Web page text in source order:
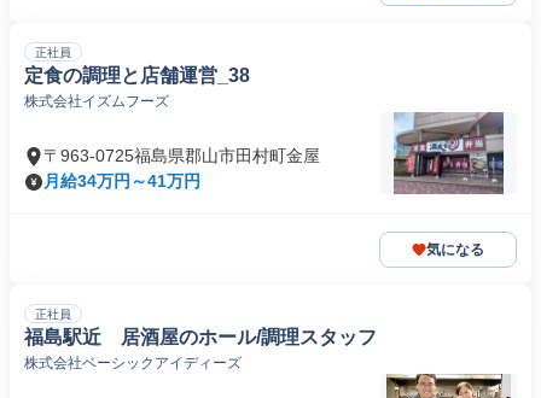
正社員
定食の調理と店舗運営_38
株式会社イズムフーズ
〒963-0725福島県郡山市田村町金屋
月給34万円～41万円
気になる
正社員
福島駅近 居酒屋のホール/調理スタッフ
株式会社ベーシックアイディーズ